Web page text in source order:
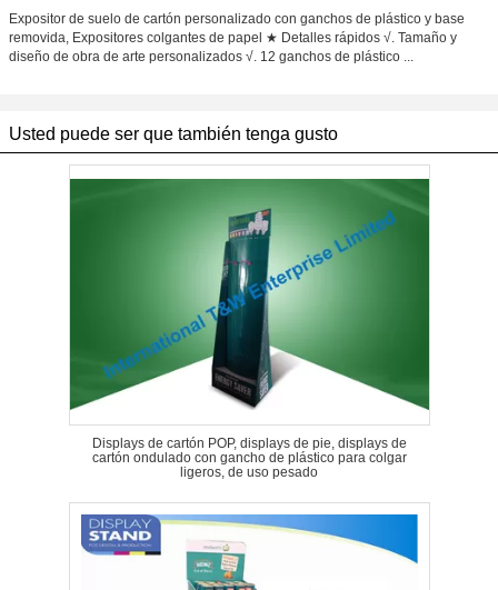
Expositor de suelo de cartón personalizado con ganchos de plástico y base
removida, Expositores colgantes de papel ★ Detalles rápidos √. Tamaño y
diseño de obra de arte personalizados √. 12 ganchos de plástico ...
Usted puede ser que también tenga gusto
Displays de cartón POP, displays de pie, displays de
cartón ondulado con gancho de plástico para colgar
ligeros, de uso pesado